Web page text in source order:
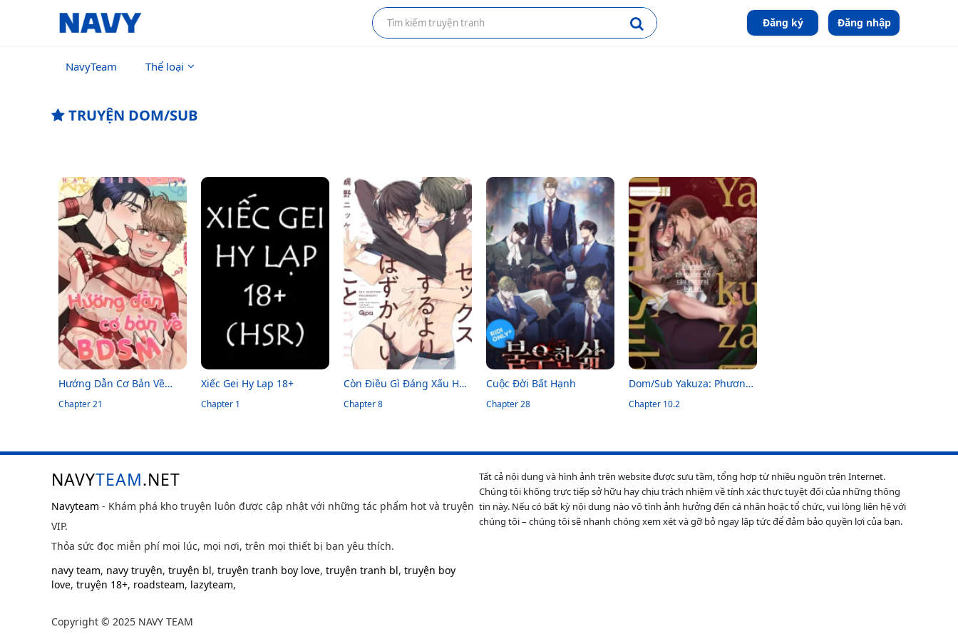
Đăng ký Đăng nhập
NavyTeam Thể loại
TRUYỆN DOM/SUB
Hướng Dẫn Cơ Bản Về
Bdsm
Chapter 21
Xiếc Gei Hy Lạp 18+
Chapter 1
Còn Điều Gì Đáng Xấu Hổ
Hơn Sex?
Chapter 8
Cuộc Đời Bất Hạnh
Chapter 28
Dom/Sub Yakuza: Phương
Pháp Dạy Dỗ Cậu Em Trai
Chapter 10.2
NAVYTEAM.NET
Navyteam - Khám phá kho truyện luôn được cập nhật với những tác phẩm hot và truyện
VIP.
Thỏa sức đọc miễn phí mọi lúc, mọi nơi, trên mọi thiết bị bạn yêu thích.
navy team, navy truyện, truyện bl, truyện tranh boy love, truyện tranh bl, truyện boy
love, truyện 18+, roadsteam, lazyteam,
Copyright © 2025 NAVY TEAM
Tất cả nội dung và hình ảnh trên website được sưu tầm, tổng hợp từ nhiều nguồn trên Internet.
Chúng tôi không trực tiếp sở hữu hay chịu trách nhiệm về tính xác thực tuyệt đối của những thông
tin này. Nếu có bất kỳ nội dung nào vô tình ảnh hưởng đến cá nhân hoặc tổ chức, vui lòng liên hệ với
chúng tôi – chúng tôi sẽ nhanh chóng xem xét và gỡ bỏ ngay lập tức để đảm bảo quyền lợi của bạn.